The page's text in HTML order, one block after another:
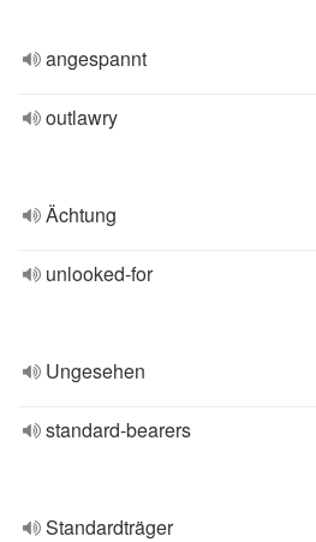
angespannt
outlawry
Ächtung
unlooked-for
Ungesehen
standard-bearers
Standardträger